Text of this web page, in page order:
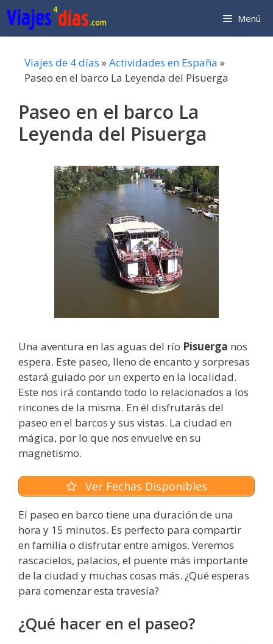
Saltar
al
contenido
Menú
Viajes de 4 días »Actividades en España »
Paseo en el barco La Leyenda del Pisuerga
Paseo en el barco La
Leyenda del Pisuerga
Una aventura en las aguas del río Pisuerga nos
espera. Este paseo, lleno de encanto y sorpresas
estará guiado por un experto en la localidad.
Este nos irá contando todo lo relacionados a los
rincones de la misma. En él disfrutarás del
paseo en el barcos y sus vistas. La ciudad en
mágica, por lo que nos envuelve en su
magnetismo.
Ver Fechas Disponibles
El paseo en barco tiene una duración de una
hora y 15 minutos. Es perfecto para compartir
en familia o disfrutar entre amigos. Veremos
rascacielos, palacios, el puente más importante
de la ciudad y muchas cosas más. ¿Qué esperas
para comenzar esta travesía?
¿Qué hacer en el paseo?